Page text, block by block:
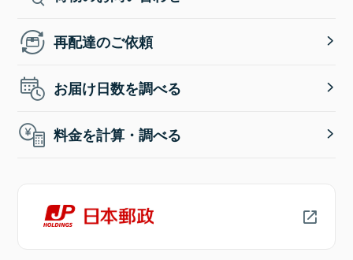
再配達のご依頼
お届け日数を調べる
料金を計算・調べる